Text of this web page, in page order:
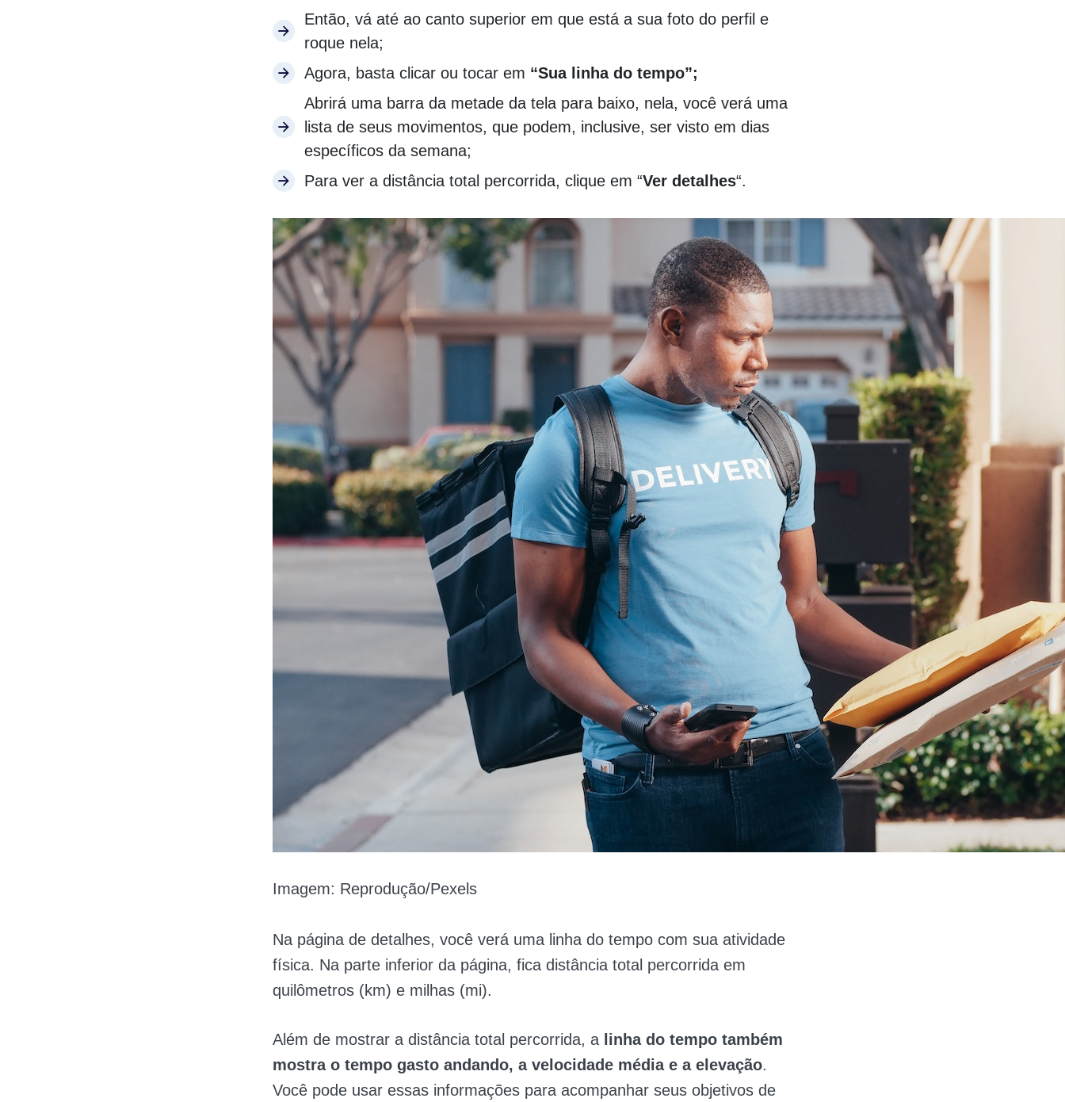
Então, vá até ao canto superior em que está a sua foto do perfil e
roque nela;
Agora, basta clicar ou tocar em “Sua linha do tempo”;
Abrirá uma barra da metade da tela para baixo, nela, você verá uma
lista de seus movimentos, que podem, inclusive, ser visto em dias
específicos da semana;
Para ver a distância total percorrida, clique em “Ver detalhes“.
Imagem: Reprodução/Pexels
Na página de detalhes, você verá uma linha do tempo com sua atividade
física. Na parte inferior da página, fica distância total percorrida em
quilômetros (km) e milhas (mi).
Além de mostrar a distância total percorrida, a linha do tempo também
mostra o tempo gasto andando, a velocidade média e a elevação.
Você pode usar essas informações para acompanhar seus objetivos de